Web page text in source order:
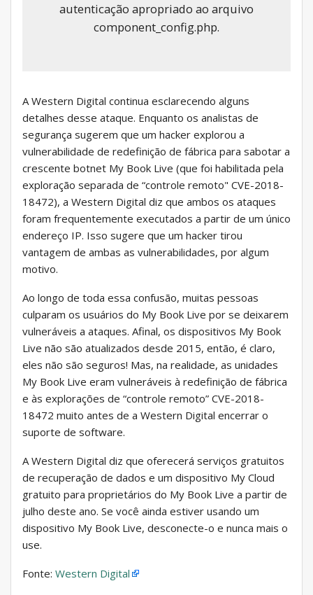
autenticação apropriado ao arquivo
component_config.php.
A Western Digital continua esclarecendo alguns
detalhes desse ataque. Enquanto os analistas de
segurança sugerem que um hacker explorou a
vulnerabilidade de redefinição de fábrica para sabotar a
crescente botnet My Book Live (que foi habilitada pela
exploração separada de “controle remoto" CVE-2018-
18472), a Western Digital diz que ambos os ataques
foram frequentemente executados a partir de um único
endereço IP. Isso sugere que um hacker tirou
vantagem de ambas as vulnerabilidades, por algum
motivo.
Ao longo de toda essa confusão, muitas pessoas
culparam os usuários do My Book Live por se deixarem
vulneráveis ​​a ataques. Afinal, os dispositivos My Book
Live não são atualizados desde 2015, então, é claro,
eles não são seguros! Mas, na realidade, as unidades
My Book Live eram vulneráveis ​​à redefinição de fábrica
e às explorações de “controle remoto” CVE-2018-
18472 muito antes de a Western Digital encerrar o
suporte de software.
A Western Digital diz que oferecerá serviços gratuitos
de recuperação de dados e um dispositivo My Cloud
gratuito para proprietários do My Book Live a partir de
julho deste ano. Se você ainda estiver usando um
dispositivo My Book Live, desconecte-o e nunca mais o
use.
Fonte: Western Digital